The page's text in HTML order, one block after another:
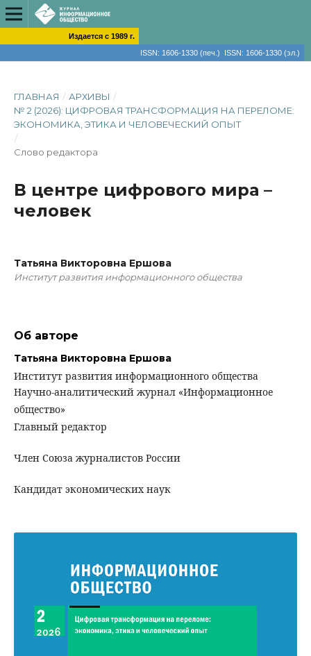
Издается с 1989 г.
ISSN: 1606-1330 (печ.) ISSN: 1606-1330 (эл.)
ГЛАВНАЯ / АРХИВЫ /
№ 2 (2026): ЦИФРОВАЯ ТРАНСФОРМАЦИЯ НА ПЕРЕЛОМЕ:
ЭКОНОМИКА, ЭТИКА И ЧЕЛОВЕЧЕСКИЙ ОПЫТ
/
Слово редактора
В центре цифрового мира –
человек
Татьяна Викторовна Ершова
Институт развития информационного общества
Об авторе
Татьяна Викторовна Ершова
Институт развития информационного общества
Научно-аналитический журнал «Информационное
общество»
Главный редактор
Член Союза журналистов России
Кандидат экономических наук